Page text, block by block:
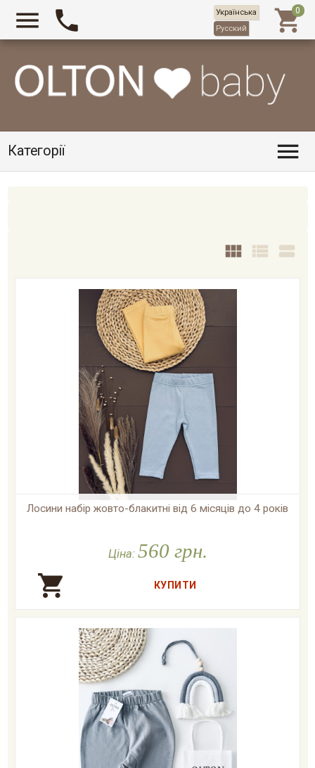
Категорії 
  
  
Лосини набір жовто-блакитні від 6 місяців до 4 років
Ціна: 560 грн.
Українська
Русский